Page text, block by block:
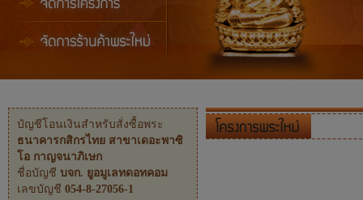
บัญชีโอนเงินสำหรับสั่งซื้อพระ
ธนาคารกสิกรไทย สาขาเดอะพาซิ
โอ กาญจนาภิเษก
ชื่อบัญชี บจก. ยูอมูเลทดอทคอม
เลขบัญชี 054-8-27056-1